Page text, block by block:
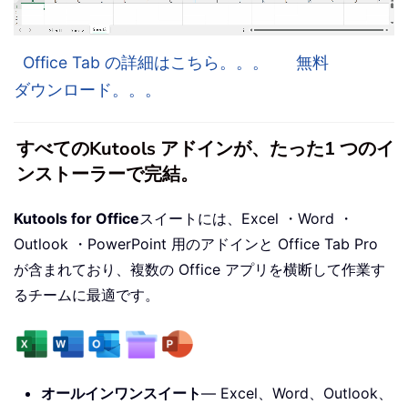
Office Tab の詳細はこちら。。。
無料
ダウンロード。。。
すべてのKutools アドインが、たった1 つのイ
ンストーラーで完結。
Kutools for Officeスイートには、Excel ・Word ・
Outlook ・PowerPoint 用のアドインと Office Tab Pro
が含まれており、複数の Office アプリを横断して作業す
るチームに最適です。
オールインワンスイート— Excel、Word、Outlook、